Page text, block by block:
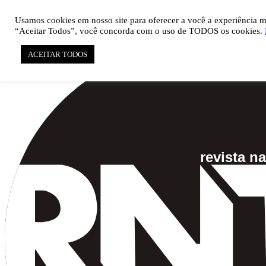
 pauta@revistati.com.br
Usamos cookies em nosso site para oferecer a você a experiência
“Aceitar Todos”, você concorda com o uso de TODOS os cookies.
ACEITAR TODOS